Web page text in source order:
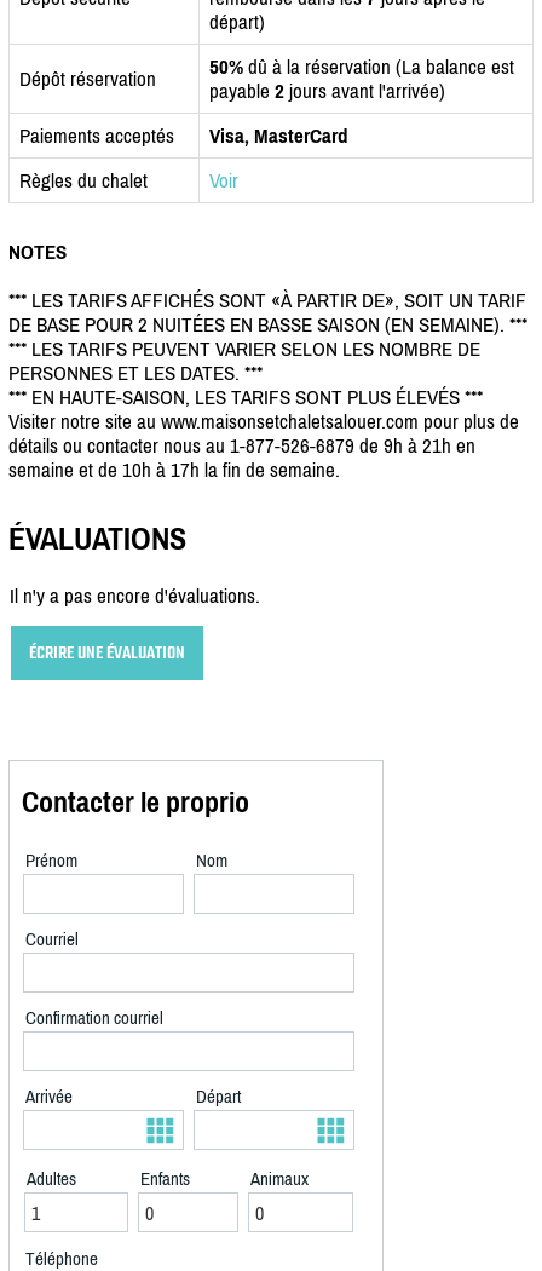
départ)
Dépôt réservation 50% dû à la réservation (La balance est
payable 2 jours avant l'arrivée)
Paiements acceptés
Visa, MasterCard
Règles du chalet
Voir
NOTES
*** LES TARIFS AFFICHÉS SONT «À PARTIR DE», SOIT UN TARIF
DE BASE POUR 2 NUITÉES EN BASSE SAISON (EN SEMAINE). ***
*** LES TARIFS PEUVENT VARIER SELON LES NOMBRE DE
PERSONNES ET LES DATES. ***
*** EN HAUTE-SAISON, LES TARIFS SONT PLUS ÉLEVÉS ***
Visiter notre site au www.maisonsetchaletsalouer.com pour plus de
détails ou contacter nous au 1-877-526-6879 de 9h à 21h en
semaine et de 10h à 17h la fin de semaine.
ÉVALUATIONS
Il n'y a pas encore d'évaluations.
ÉCRIRE UNE ÉVALUATION
Contacter le proprio
Prénom Nom
Courriel
Confirmation courriel
Arrivée Départ
Adultes Enfants Animaux
Téléphone